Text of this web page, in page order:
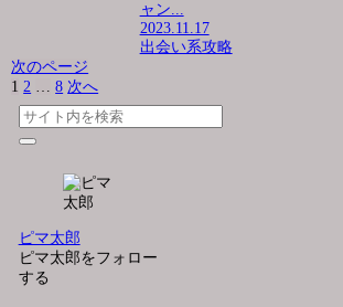
ャン...
2023.11.17
出会い系攻略
次のページ
1 2 … 8 次へ
ピマ太郎
ピマ太郎をフォロー
する